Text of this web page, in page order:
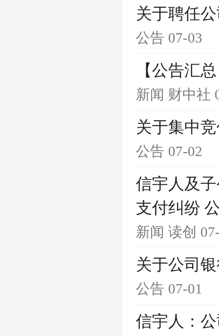
关于聘任
公告 07-03
【公告汇
新闻 财中社
关于集中
公告 07-02
信宇人及
支付纠纷
新闻 读创
关于公司
公告 07-01
信宇人：